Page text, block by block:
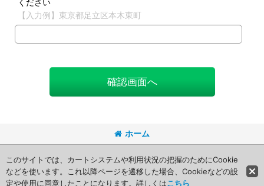
ください
【入力例】東京都足立区本木東町
確認画面へ
ホーム
このサイトでは、カートシステムや利用状況の把握のためにCookie
などを使います。これ以降ページを遷移した場合、Cookieなどの設
定や使用に同意したことになります。詳しくはこちら